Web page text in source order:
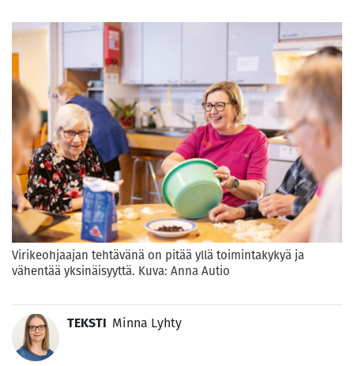
Virikeohjaajan tehtävänä on pitää yllä toimintakykyä ja
vähentää yksinäisyyttä. Kuva: Anna Autio
TEKSTI Minna Lyhty